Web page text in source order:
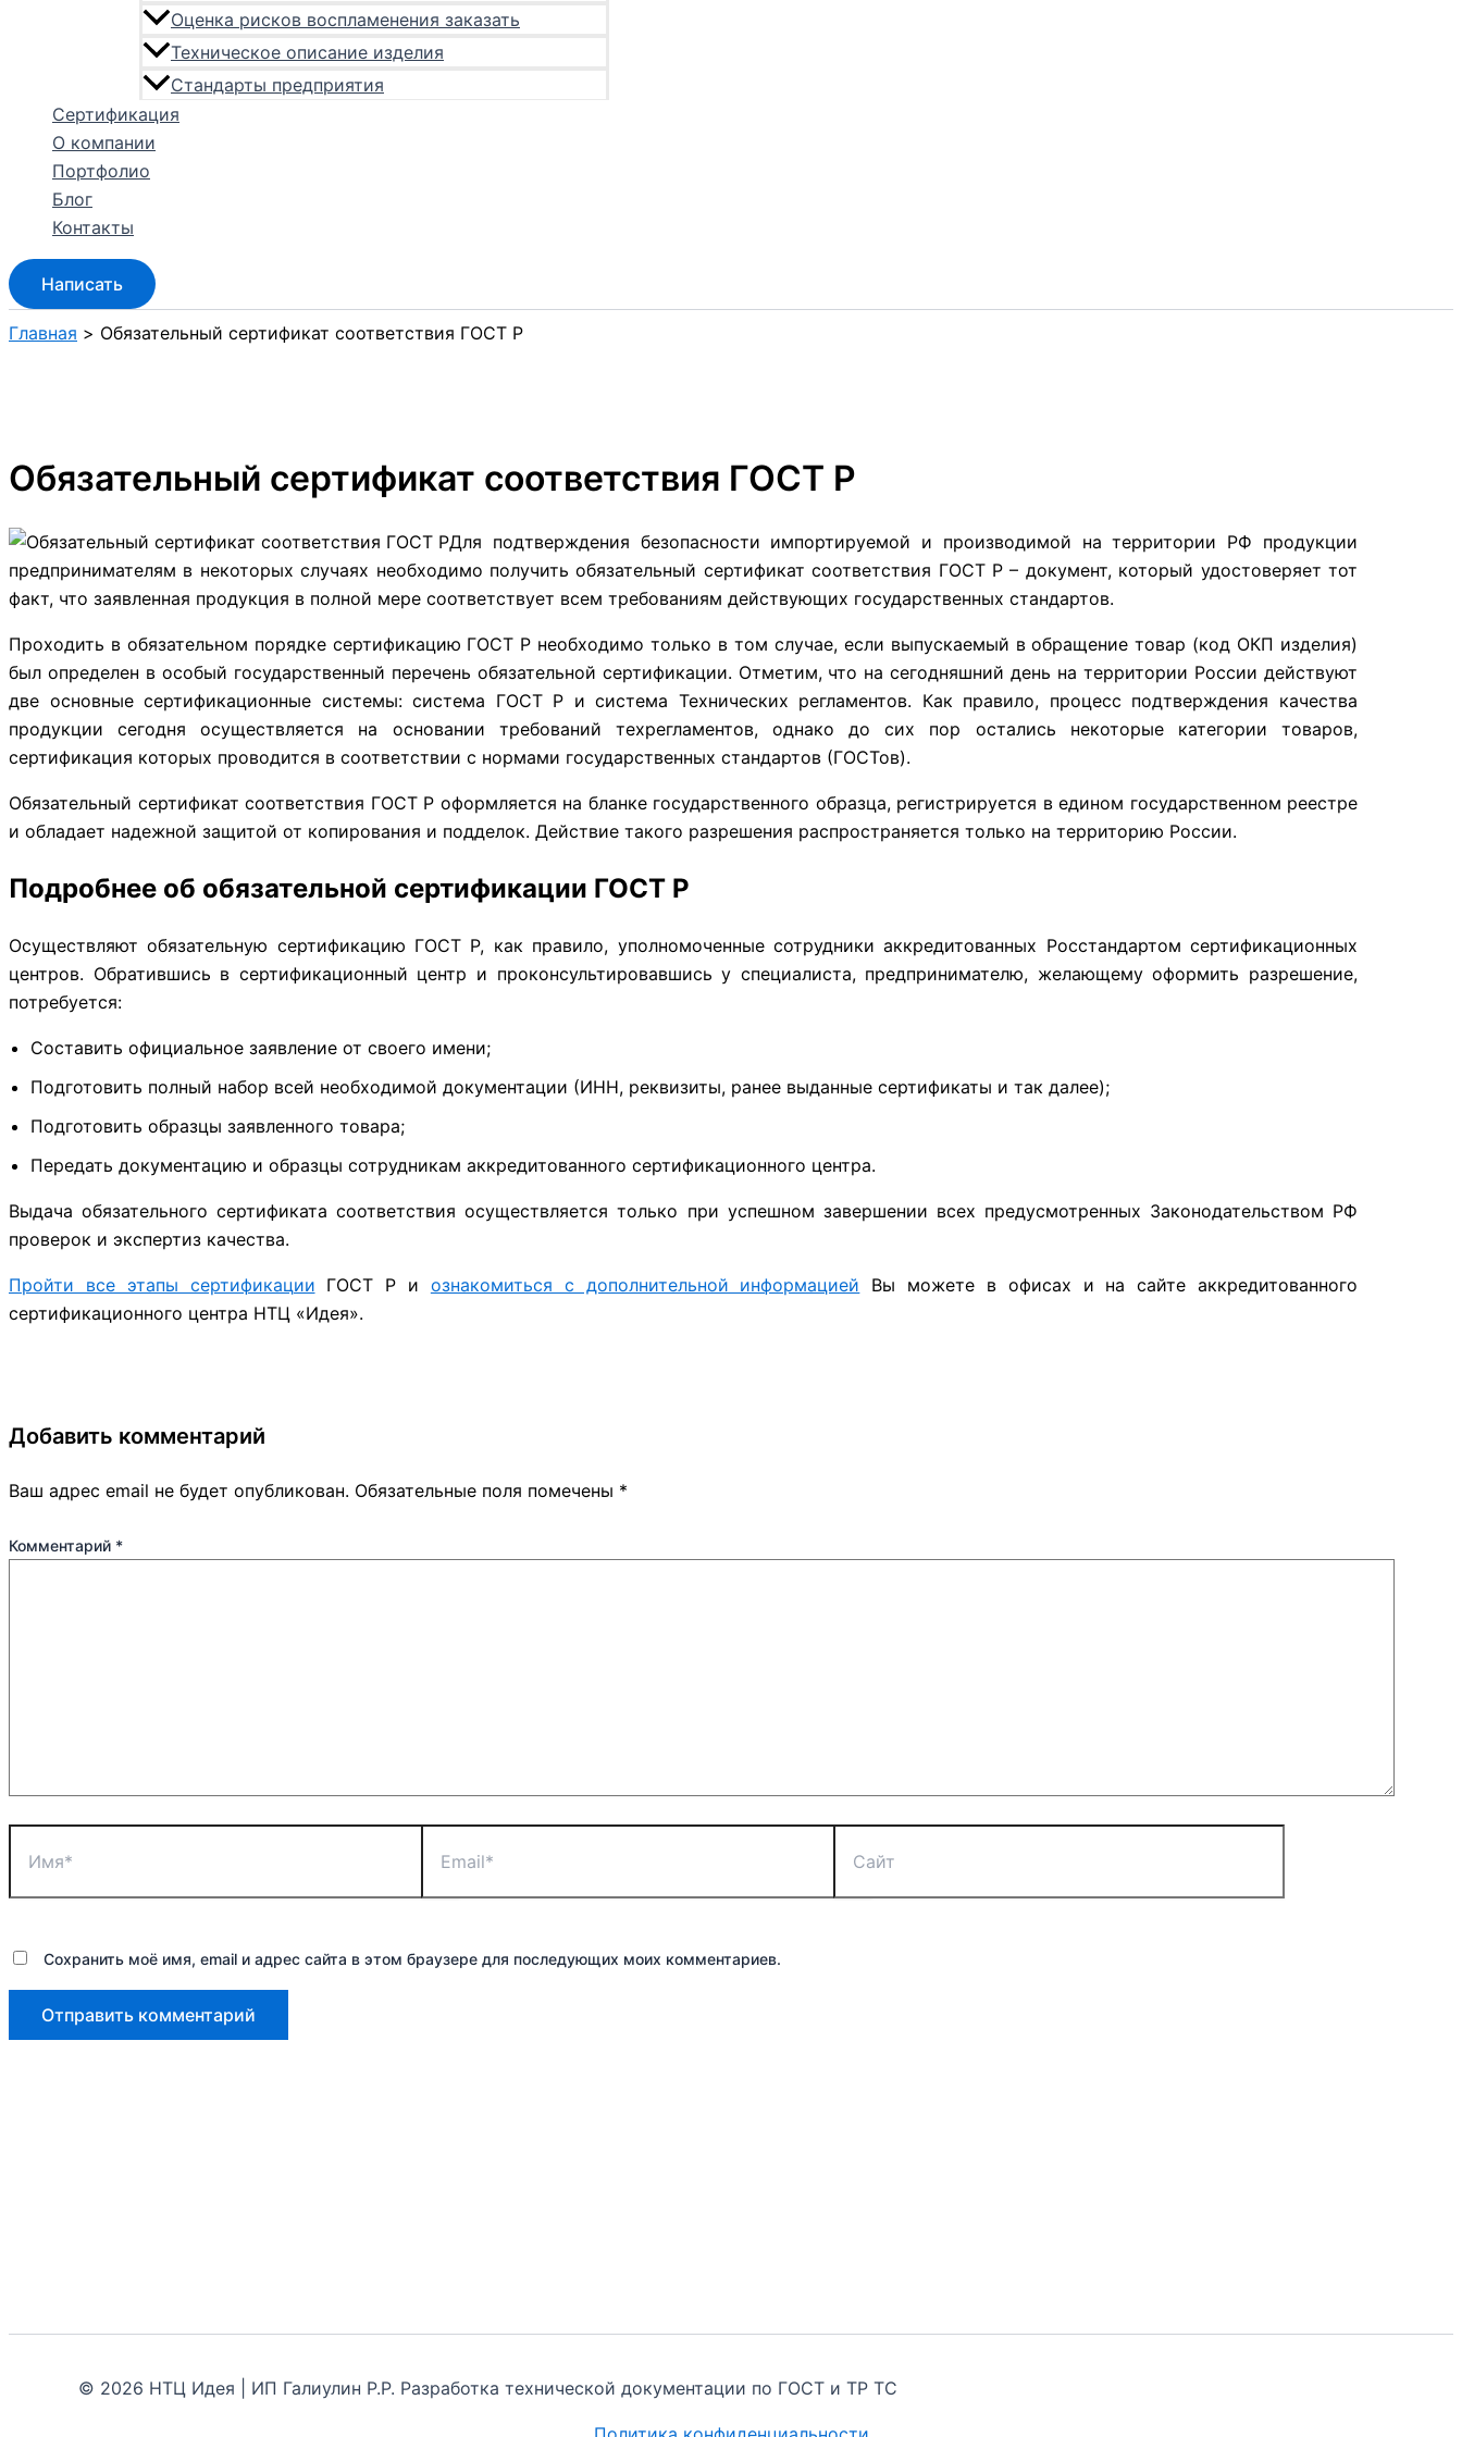
Оценка рисков воспламенения заказать
Техническое описание изделия
Стандарты предприятия
Сертификация
О компании
Портфолио
Блог
Контакты
Написать
Главная Обязательный сертификат соответствия ГОСТ Р
Обязательный сертификат соответствия ГОСТ Р
Для подтверждения безопасности импортируемой и производимой на территории РФ продукции
предпринимателям в некоторых случаях необходимо получить обязательный сертификат соответствия ГОСТ Р – документ, который удостоверяет тот
факт, что заявленная продукция в полной мере соответствует всем требованиям действующих государственных стандартов.
Проходить в обязательном порядке сертификацию ГОСТ Р необходимо только в том случае, если выпускаемый в обращение товар (код ОКП изделия)
был определен в особый государственный перечень обязательной сертификации. Отметим, что на сегодняшний день на территории России действуют
две основные сертификационные системы: система ГОСТ Р и система Технических регламентов. Как правило, процесс подтверждения качества
продукции сегодня осуществляется на основании требований техрегламентов, однако до сих пор остались некоторые категории товаров,
сертификация которых проводится в соответствии с нормами государственных стандартов (ГОСТов).
Обязательный сертификат соответствия ГОСТ Р оформляется на бланке государственного образца, регистрируется в едином государственном реестре
и обладает надежной защитой от копирования и подделок. Действие такого разрешения распространяется только на территорию России.
Подробнее об обязательной сертификации ГОСТ Р
Осуществляют обязательную сертификацию ГОСТ Р, как правило, уполномоченные сотрудники аккредитованных Росстандартом сертификационных
центров. Обратившись в сертификационный центр и проконсультировавшись у специалиста, предпринимателю, желающему оформить разрешение,
потребуется:
Составить официальное заявление от своего имени;
Подготовить полный набор всей необходимой документации (ИНН, реквизиты, ранее выданные сертификаты и так далее);
Подготовить образцы заявленного товара;
Передать документацию и образцы сотрудникам аккредитованного сертификационного центра.
Выдача обязательного сертификата соответствия осуществляется только при успешном завершении всех предусмотренных Законодательством РФ
проверок и экспертиз качества.
Пройти все этапы сертификации ГОСТ Р и ознакомиться с дополнительной информацией Вы можете в офисах и на сайте аккредитованного
сертификационного центра НТЦ «Идея».
Добавить комментарий
Ваш адрес email не будет опубликован. Обязательные поля помечены *
Комментарий *
Сохранить моё имя, email и адрес сайта в этом браузере для последующих моих комментариев.
© 2026 НТЦ Идея | ИП Галиулин Р.Р. Разработка технической документации по ГОСТ и ТР ТС